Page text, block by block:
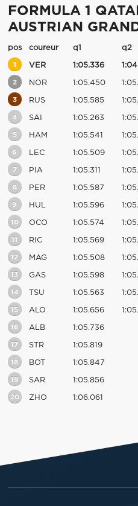
FORMULA 1
AUSTRIAN
pos coureur q1 q2
1 VER 1:05.336
2 NOR 1:05.450
3 RUS 1:05.585
4 SAI 1:05.263
5 HAM 1:05.541
6 LEC 1:05.509
7 PIA 1:05.311
8 PER 1:05.587
9 HUL 1:05.596
10 OCO 1:05.574
11 RIC 1:05.569
12 MAG 1:05.508
13 GAS 1:05.598
14 TSU 1:05.563
15 ALO 1:05.656
16 ALB 1:05.736
17 STR 1:05.819
18 BOT 1:05.847
19 SAR 1:05.856
20 ZHO 1:06.061